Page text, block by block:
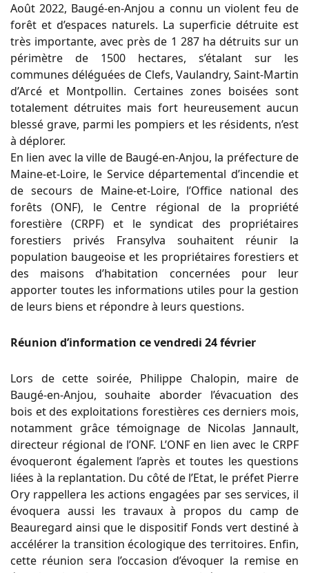
Août 2022, Baugé-en-Anjou a connu un violent feu de
forêt et d’espaces naturels. La superficie détruite est
très importante, avec près de 1 287 ha détruits sur un
périmètre de 1500 hectares, s’étalant sur les
communes déléguées de Clefs, Vaulandry, Saint-Martin
d’Arcé et Montpollin. Certaines zones boisées sont
totalement détruites mais fort heureusement aucun
blessé grave, parmi les pompiers et les résidents, n’est
à déplorer.
En lien avec la ville de Baugé-en-Anjou, la préfecture de
Maine-et-Loire, le Service départemental d’incendie et
de secours de Maine-et-Loire, l’Office national des
forêts (ONF), le Centre régional de la propriété
forestière (CRPF) et le syndicat des propriétaires
forestiers privés Fransylva souhaitent réunir la
population baugeoise et les propriétaires forestiers et
des maisons d’habitation concernées pour leur
apporter toutes les informations utiles pour la gestion
de leurs biens et répondre à leurs questions.
Réunion d’information ce vendredi 24 février
Lors de cette soirée, Philippe Chalopin, maire de
Baugé-en-Anjou, souhaite aborder l’évacuation des
bois et des exploitations forestières ces derniers mois,
notamment grâce témoignage de Nicolas Jannault,
directeur régional de l’ONF. L’ONF en lien avec le CRPF
évoqueront également l’après et toutes les questions
liées à la replantation. Du côté de l’Etat, le préfet Pierre
Ory rappellera les actions engagées par ses services, il
évoquera aussi les travaux à propos du camp de
Beauregard ainsi que le dispositif Fonds vert destiné à
accélérer la transition écologique des territoires. Enfin,
cette réunion sera l’occasion d’évoquer la remise en